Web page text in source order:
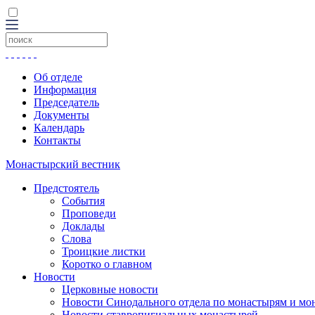
Об отделе
Информация
Председатель
Документы
Календарь
Контакты
Монастырский вестник
Предстоятель
События
Проповеди
Доклады
Слова
Троицкие листки
Коротко о главном
Новости
Церковные новости
Новости Синодального отдела по монастырям и